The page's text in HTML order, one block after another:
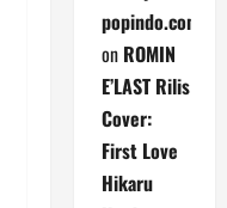
popindo.com
on ROMIN
E’LAST Rilis
Cover:
First Love
Hikaru